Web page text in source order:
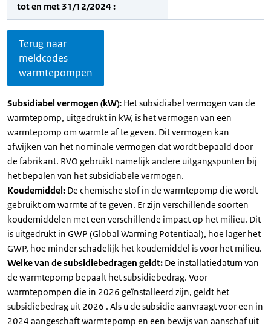
tot en met 31/12/2024 :
Terug naar
meldcodes
warmtepompen
Subsidiabel vermogen (kW): Het subsidiabel vermogen van de
warmtepomp, uitgedrukt in kW, is het vermogen van een
warmtepomp om warmte af te geven. Dit vermogen kan
afwijken van het nominale vermogen dat wordt bepaald door
de fabrikant. RVO gebruikt namelijk andere uitgangspunten bij
het bepalen van het subsidiabele vermogen.
Koudemiddel: De chemische stof in de warmtepomp die wordt
gebruikt om warmte af te geven. Er zijn verschillende soorten
koudemiddelen met een verschillende impact op het milieu. Dit
is uitgedrukt in GWP (Global Warming Potentiaal), hoe lager het
GWP, hoe minder schadelijk het koudemiddel is voor het milieu.
Welke van de subsidiebedragen geldt: De installatiedatum van
de warmtepomp bepaalt het subsidiebedrag. Voor
warmtepompen die in 2026 geïnstalleerd zijn, geldt het
subsidiebedrag uit 2026 . Als u de subsidie aanvraagt voor een in
2024 aangeschaft warmtepomp en een bewijs van aanschaf uit